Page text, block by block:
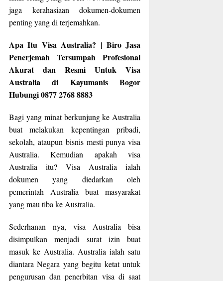
jaga kerahasiaan dokumen-dokumen
penting yang di terjemahkan.
Apa Itu Visa Australia? | Biro Jasa
Penerjemah Tersumpah Profesional
Akurat dan Resmi Untuk Visa
Australia di Kayumanis Bogor
Hubungi 0877 2768 8883
Bagi yang minat berkunjung ke Australia
buat melakukan kepentingan pribadi,
sekolah, ataupun bisnis mesti punya visa
Australia. Kemudian apakah visa
Australia itu? Visa Australia ialah
dokumen yang diedarkan oleh
pemerintah Australia buat masyarakat
yang mau tiba ke Australia.
Sederhanan nya, visa Australia bisa
disimpulkan menjadi surat izin buat
masuk ke Australia. Australia ialah satu
diantara Negara yang begitu ketat untuk
pengurusan dan penerbitan visa di saat